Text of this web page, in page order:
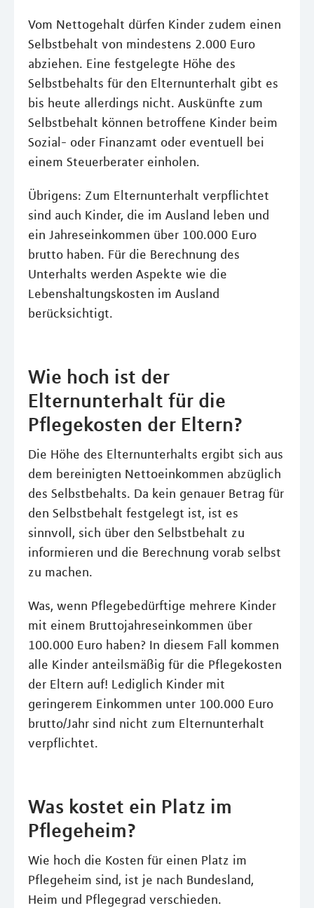
Vom Nettogehalt dürfen Kinder zudem einen
Selbstbehalt von mindestens 2.000 Euro
abziehen. Eine festgelegte Höhe des
Selbstbehalts für den Elternunterhalt gibt es
bis heute allerdings nicht. Auskünfte zum
Selbstbehalt können betroffene Kinder beim
Sozial- oder Finanzamt oder eventuell bei
einem Steuerberater einholen.
Übrigens: Zum Elternunterhalt verpflichtet
sind auch Kinder, die im Ausland leben und
ein Jahreseinkommen über 100.000 Euro
brutto haben. Für die Berechnung des
Unterhalts werden Aspekte wie die
Lebenshaltungskosten im Ausland
berücksichtigt.
Wie hoch ist der
Elternunterhalt für die
Pflegekosten der Eltern?
Die Höhe des Elternunterhalts ergibt sich aus
dem bereinigten Nettoeinkommen abzüglich
des Selbstbehalts. Da kein genauer Betrag für
den Selbstbehalt festgelegt ist, ist es
sinnvoll, sich über den Selbstbehalt zu
informieren und die Berechnung vorab selbst
zu machen.
Was, wenn Pflegebedürftige mehrere Kinder
mit einem Bruttojahreseinkommen über
100.000 Euro haben? In diesem Fall kommen
alle Kinder anteilsmäßig für die Pflegekosten
der Eltern auf! Lediglich Kinder mit
geringerem Einkommen unter 100.000 Euro
brutto/Jahr sind nicht zum Elternunterhalt
verpflichtet.
Was kostet ein Platz im
Pflegeheim?
Wie hoch die Kosten für einen Platz im
Pflegeheim sind, ist je nach Bundesland,
Heim und Pflegegrad verschieden.